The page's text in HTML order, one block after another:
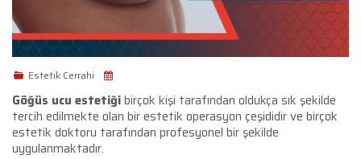
Estetik Cerrahi
Göğüs ucu estetiğibirçok kişi tarafından oldukça sık şekilde
tercih edilmekte olan bir estetik operasyon çeşididir ve birçok
estetik doktoru tarafından profesyonel bir şekilde
uygulanmaktadır.